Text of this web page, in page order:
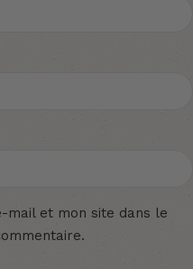
mail et mon site dans le